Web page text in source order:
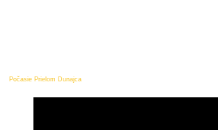
Počasie Prielom Dunajca